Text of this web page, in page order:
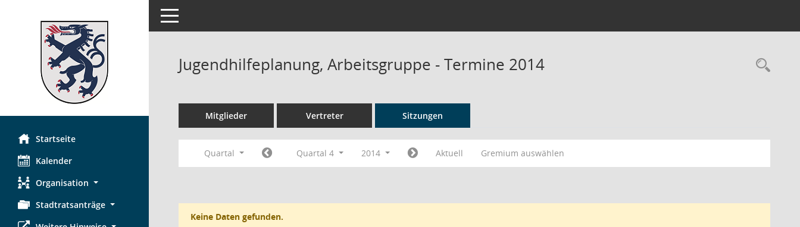
Startseite
Kalender
Organisation
Stadtratsanträge
Toggle navigation
Jugendhilfeplanung, Arbeitsgruppe - Termine 2014
Mitglieder Vertreter Sitzungen
Quartal Quartal 4 2014 Aktuell Gremium auswählen
Keine Daten gefunden.